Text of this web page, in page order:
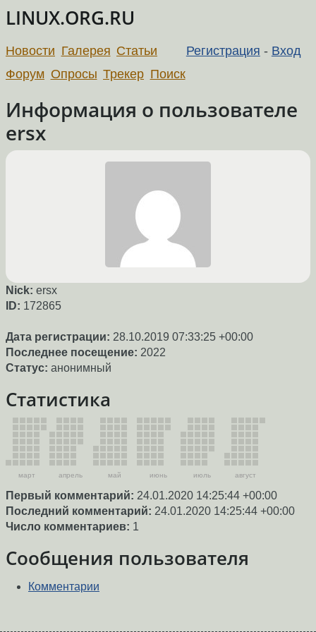
LINUX.ORG.RU
Регистрация - Вход
Новости Галерея Статьи
Форум Опросы Трекер Поиск
Информация о пользователе
ersx
Nick: ersx
ID: 172865
Дата регистрации: 28.10.2019 07:33:25 +00:00
Последнее посещение: 2022
Статус: анонимный
Статистика
март апрель май июнь июль август
Первый комментарий: 24.01.2020 14:25:44 +00:00
Последний комментарий: 24.01.2020 14:25:44 +00:00
Число комментариев: 1
Сообщения пользователя
Комментарии